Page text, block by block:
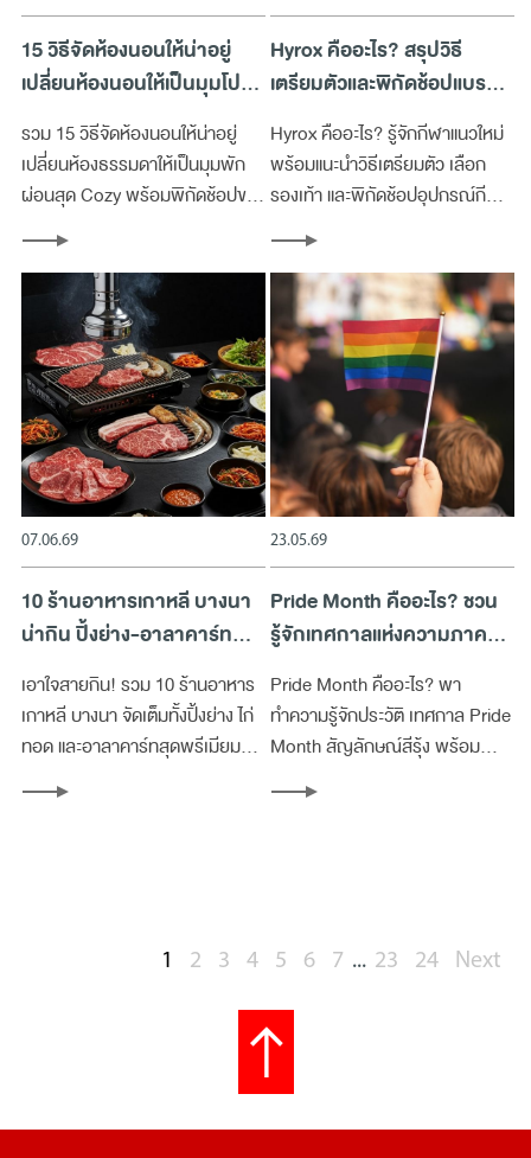
15 วิธีจัดห้องนอนให้น่าอยู่
เปลี่ยนห้องนอนให้เป็นมุมโปรด
ในการพักผ่อน
รวม 15 วิธีจัดห้องนอนให้น่าอยู่
เปลี่ยนห้องธรรมดาให้เป็นมุมพัก
ผ่อนสุด Cozy พร้อมพิกัดช้อปของ
Hyrox คืออะไร? สรุปวิธี
เตรียมตัวและพิกัดช้อปแบรนด์
ดังที่เมกาบางนา
Hyrox คืออะไร? รู้จักกีฬาแนวใหม่
พร้อมแนะนำวิธีเตรียมตัว เลือก
รองเท้า และพิกัดช้อปอุปกรณ์กีฬา
07.06.69
10 ร้านอาหารเกาหลี บางนา
น่ากิน ปิ้งย่าง-อาลาคาร์ท
ครบจบ
เอาใจสายกิน! รวม 10 ร้านอาหาร
เกาหลี บางนา จัดเต็มทั้งปิ้งย่าง ไก่
ทอด และอาลาคาร์ทสุดพรีเมียม
บางนา
23.05.69
Pride Month คืออะไร? ชวน
รู้จักเทศกาลแห่งความภาค
ภูมิใจ และความหลากหลาย
ทางเพศ
Pride Month คืออะไร? พา
ทำความรู้จักประวัติ เทศกาล Pride
Month สัญลักษณ์สีรุ้ง พร้อม
บางนา
1 2 3 4 5 6 7 ... 23 24 Next